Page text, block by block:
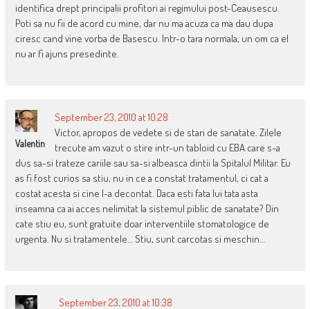
identifica drept principalii profitori ai regimului post-Ceausescu.
Poti sa nu fii de acord cu mine, dar nu ma acuza ca ma dau dupa
ciresc cand vine vorba de Basescu. Intr-o tara normala, un om ca el
nu ar fi ajuns presedinte.
Valentin
September 23, 2010 at 10:28
Victor, apropos de vedete si de stari de sanatate. Zilele
trecute am vazut o stire intr-un tabloid cu EBA care s-a
dus sa-si trateze cariile sau sa-si albeasca dintii la Spitalul Militar. Eu
as fi fost curios sa stiu, nu in ce a constat tratamentul, ci cat a
costat acesta si cine l-a decontat. Daca esti fata lui tata asta
inseamna ca ai acces nelimitat la sistemul piblic de sanatate? Din
cate stiu eu, sunt gratuite doar interventiile stomatologice de
urgenta. Nu si tratamentele… Stiu, sunt carcotas si meschin…
September 23, 2010 at 10:38